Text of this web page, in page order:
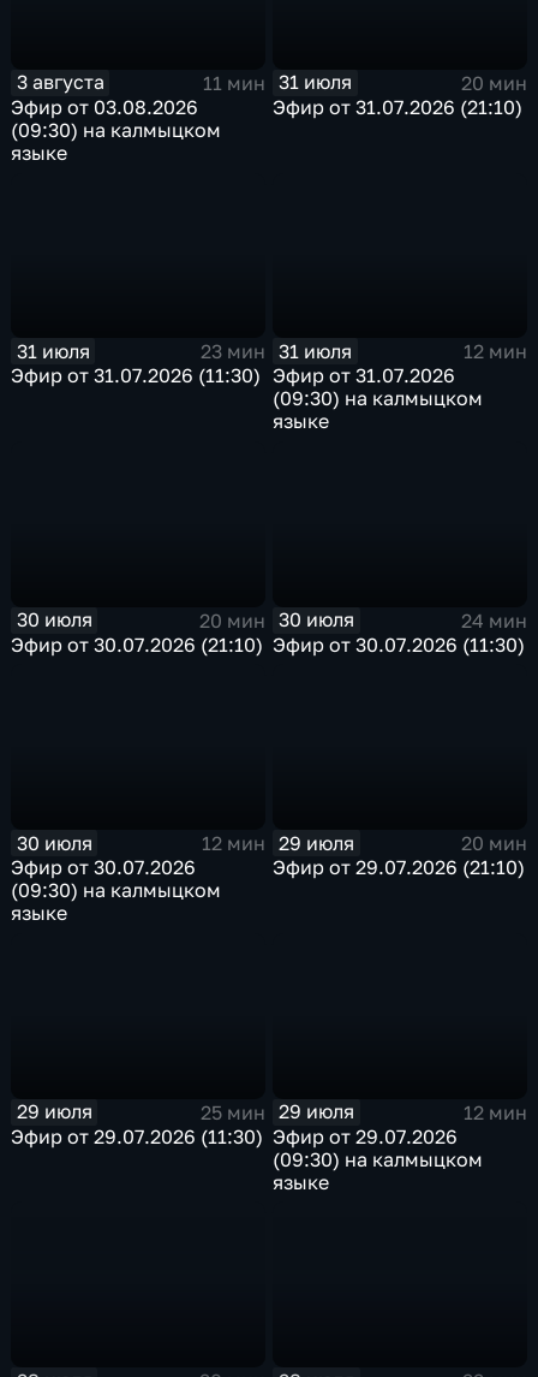
3 августа
11 мин
Эфир от 03.08.2026
(09:30) на калмыцком
языке
31 июля
20 мин
Эфир от 31.07.2026 (21:10)
31 июля
23 мин
Эфир от 31.07.2026 (11:30)
31 июля
12 мин
Эфир от 31.07.2026
(09:30) на калмыцком
языке
30 июля
20 мин
Эфир от 30.07.2026 (21:10)
30 июля
24 мин
Эфир от 30.07.2026 (11:30)
30 июля
12 мин
Эфир от 30.07.2026
(09:30) на калмыцком
языке
29 июля
20 мин
Эфир от 29.07.2026 (21:10)
29 июля
25 мин
Эфир от 29.07.2026 (11:30)
29 июля
12 мин
Эфир от 29.07.2026
(09:30) на калмыцком
языке